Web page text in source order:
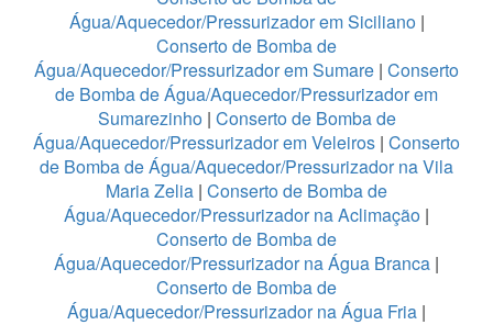
Água/Aquecedor/Pressurizador em Siciliano|
Conserto de Bomba de
Água/Aquecedor/Pressurizador em Sumare | Conserto
de Bomba de Água/Aquecedor/Pressurizador em
Sumarezinho| Conserto de Bomba de
Água/Aquecedor/Pressurizador em Veleiros | Conserto
de Bomba de Água/Aquecedor/Pressurizador na Vila
Maria Zelia | Conserto de Bomba de
Água/Aquecedor/Pressurizador na Aclimação |
Conserto de Bomba de
Água/Aquecedor/Pressurizador na Água Branca |
Conserto de Bomba de
Água/Aquecedor/Pressurizador na Água Fria |